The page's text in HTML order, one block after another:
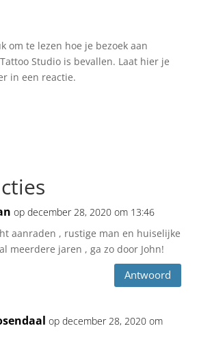
om te lezen hoe je bezoek aan
Studio is bevallen. Laat hier je
in een reactie.
op december 28, 2020 om 13:46
aanraden , rustige man en huiselijke
meerdere jaren , ga zo door John!
Antwoord
op december 28, 2020 om